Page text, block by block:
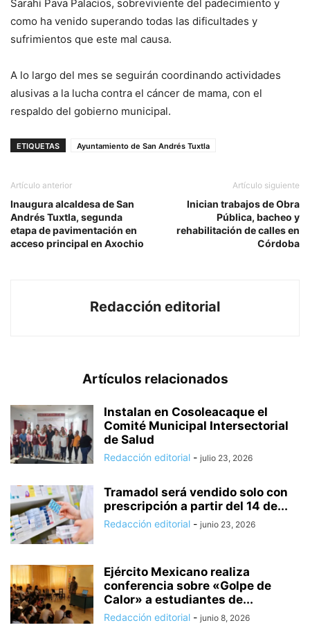
Sarahi Pava Palacios, sobreviviente del padecimiento y
como ha venido superando todas las dificultades y
sufrimientos que este mal causa.
A lo largo del mes se seguirán coordinando actividades
alusivas a la lucha contra el cáncer de mama, con el
respaldo del gobierno municipal.
ETIQUETAS Ayuntamiento de San Andrés Tuxtla
Artículo anterior
Inaugura alcaldesa de San
Andrés Tuxtla, segunda
etapa de pavimentación en
acceso principal en Axochio
Artículo siguiente
Inician trabajos de Obra
Pública, bacheo y
rehabilitación de calles en
Córdoba
Redacción editorial
Artículos relacionados
Instalan en Cosoleacaque el
Comité Municipal Intersectorial
de Salud
Redacción editorial - julio 23, 2026
Tramadol será vendido solo con
prescripción a partir del 14 de...
Redacción editorial - junio 23, 2026
Ejército Mexicano realiza
conferencia sobre «Golpe de
Calor» a estudiantes de...
Redacción editorial - junio 8, 2026